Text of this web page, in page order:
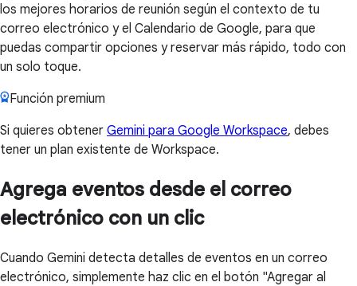
los mejores horarios de reunión según el contexto de tu
correo electrónico y el Calendario de Google, para que
puedas compartir opciones y reservar más rápido, todo con
un solo toque.
Función premium
Si quieres obtener Gemini para Google Workspace, debes
tener un plan existente de Workspace.
Agrega eventos desde el correo
electrónico con un clic
Cuando Gemini detecta detalles de eventos en un correo
electrónico, simplemente haz clic en el botón "Agregar al